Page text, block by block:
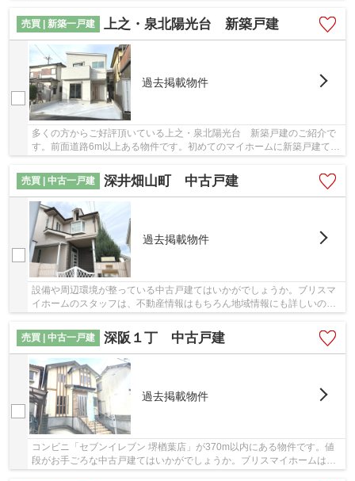
売買 | 新築一戸建
上之・泉北陽光台 新築戸建
過去掲載物件
多くの方からご好評頂いている上之・泉北陽光台 新築戸建のご紹介で
す。前面道路6m以上ある物件です。初めてのマイホームに新築戸建ては
売買 | 中古一戸建
深井畑山町 中古戸建
過去掲載物件
設備や周辺環境が整っている中古戸建てはいかがでしょうか。ブリスマ
イホームのスタッフは、不動産情報はもちろん地域情報にも詳しいの
売買 | 中古一戸建
深阪１丁 中古戸建
過去掲載物件
コンビニ「セブンイレブン 堺楢葉店」が370m以内にある物件です。値
段がお手ごろな中古戸建てはいかがでしょうか。ブリスマイホームはこ